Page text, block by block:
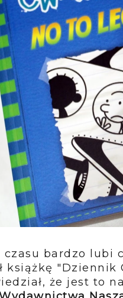
czasu bardzo lubi
książkę "Dziennik
że jest to